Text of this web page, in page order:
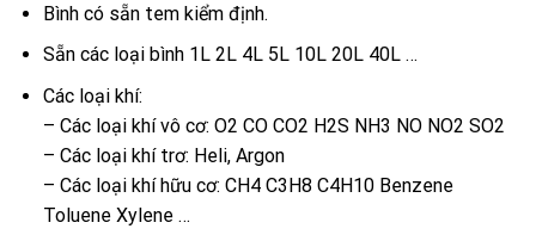
Bình có sẵn tem kiểm định.
Sẵn các loại bình 1L 2L 4L 5L 10L 20L 40L …
Các loại khí:
– Các loại khí vô cơ: O2 CO CO2 H2S NH3 NO NO2 SO2
– Các loại khí trơ: Heli, Argon
– Các loại khí hữu cơ: CH4 C3H8 C4H10 Benzene
Toluene Xylene …